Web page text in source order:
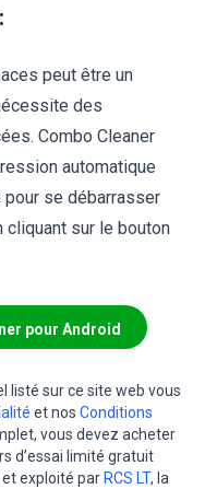
peut être un
des
Combo Cleaner
automatique
se débarrasser
sur le bouton
pour Android
listé sur ce site web vous
et nos Conditions
vous devez acheter
d’essai limité gratuit
exploité par RCS LT, la